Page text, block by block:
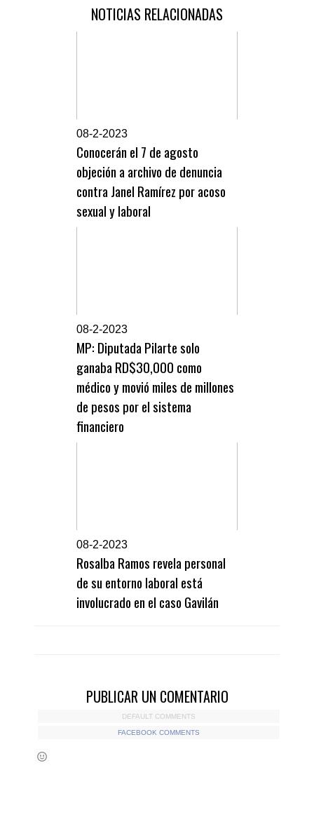
NOTICIAS RELACIONADAS
08-2-2023
Conocerán el 7 de agosto
objeción a archivo de denuncia
contra Janel Ramírez por acoso
sexual y laboral
08-2-2023
MP: Diputada Pilarte solo
ganaba RD$30,000 como
médico y movió miles de millones
de pesos por el sistema
financiero
08-2-2023
Rosalba Ramos revela personal
de su entorno laboral está
involucrado en el caso Gavilán
PUBLICAR UN COMENTARIO
DEFAULT COMMENTS
FACEBOOK COMMENTS